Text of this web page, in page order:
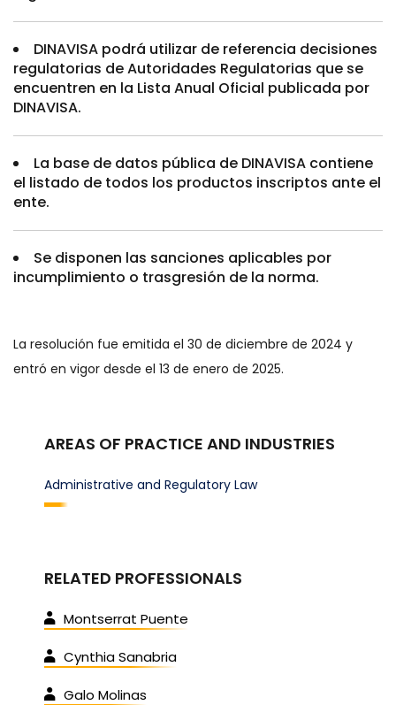
DINAVISA podrá utilizar de referencia decisiones
regulatorias de Autoridades Regulatorias que se
encuentren en la Lista Anual Oficial publicada por
DINAVISA.
La base de datos pública de DINAVISA contiene
el listado de todos los productos inscriptos ante el
ente.
Se disponen las sanciones aplicables por
incumplimiento o trasgresión de la norma.
La resolución fue emitida el 30 de diciembre de 2024 y
entró en vigor desde el 13 de enero de 2025.
AREAS OF PRACTICE AND INDUSTRIES
Administrative and Regulatory Law
RELATED PROFESSIONALS
Montserrat Puente
Cynthia Sanabria
Galo Molinas